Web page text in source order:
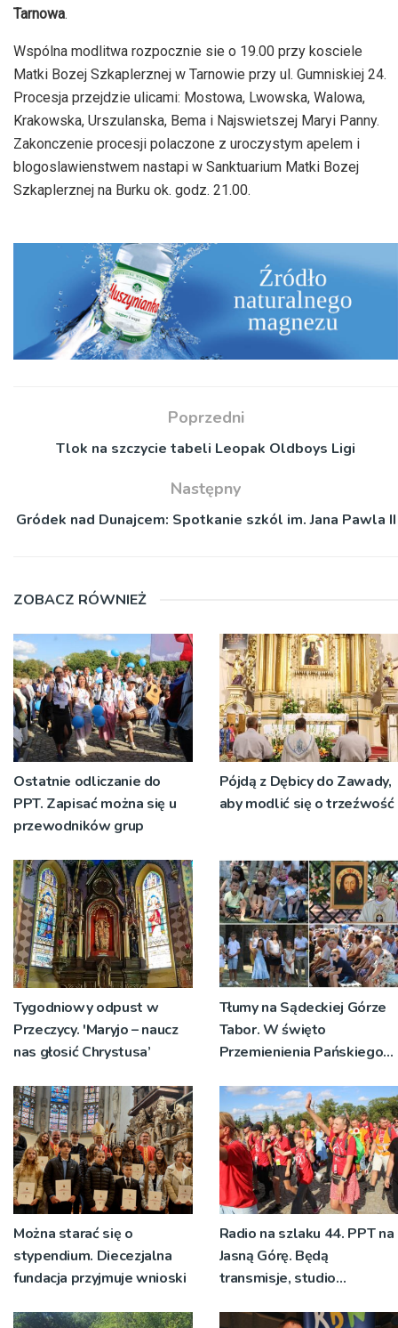
Tarnowa.
Wspólna modlitwa rozpocznie sie o 19.00 przy kosciele
Matki Bozej Szkaplerznej w Tarnowie przy ul. Gumniskiej 24.
Procesja przejdzie ulicami: Mostowa, Lwowska, Walowa,
Krakowska, Urszulanska, Bema i Najswietszej Maryi Panny.
Zakonczenie procesji polaczone z uroczystym apelem i
blogoslawienstwem nastapi w Sanktuarium Matki Bozej
Szkaplerznej na Burku ok. godz. 21.00.
Poprzedni
Tlok na szczycie tabeli Leopak Oldboys Ligi
Następny
Gródek nad Dunajcem: Spotkanie szkól im. Jana Pawla II
ZOBACZ RÓWNIEŻ
Ostatnie odliczanie do
PPT. Zapisać można się u
przewodników grup
Pójdą z Dębicy do Zawady,
aby modlić się o trzeźwość
Tygodniowy odpust w
Przeczycy. 'Maryjo – naucz
nas głosić Chrystusa’
Tłumy na Sądeckiej Górze
Tabor. W święto
Przemienienia Pańskiego
znaczeniu Sakramentów
[ZDJĘCIA]
Można starać się o
stypendium. Diecezjalna
fundacja przyjmuje wnioski
Radio na szlaku 44. PPT na
Jasną Górę. Będą
transmisje, studio
pozdrowienia